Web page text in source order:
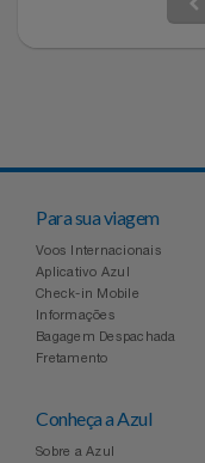
Para sua viagem
Voos Internacionais
Aplicativo Azul
Check-in Mobile
Informações
Bagagem Despachada
Fretamento
Conheça a Azul
Sobre a Azul